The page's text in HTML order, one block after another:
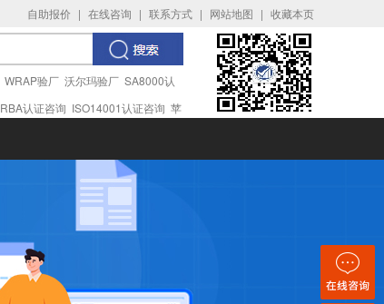
自助报价 | 在线咨询 | 联系方式 | 网站地图 | 收藏本页
WRAP验厂 沃尔玛验厂 SA8000认
RBA认证咨询 ISO14001认证咨询 苹